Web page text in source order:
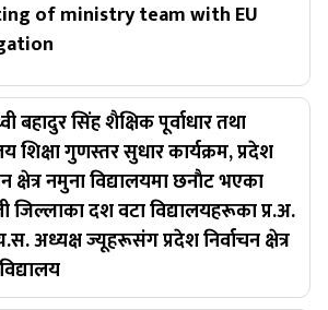
of ministry team with EU
बहादुर सिंह शैक्षिक पूर्वाधार तथा
शिक्षा गुणस्तर सुधार कार्यक्रम, प्रदेश
क्षेत्र नमुना विद्यालयमा छनाैट भएका
जिल्लाका दश वटा विद्यालयहरूका प्र.अ.
अध्यक्ष ज्यूहरूसंग प्रदेश निर्वाचन क्षेत्र